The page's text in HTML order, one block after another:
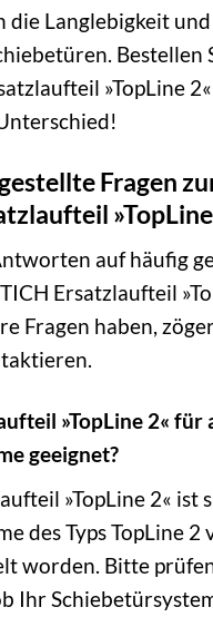
die Langlebigkeit
Bestellen
»TopLine
Fragen
auf häufig
Ersatzlaufteil
Fragen haben,
»TopLine 2« für
geeignet?
»TopLine 2« ist
des Typs TopLine 2
worden. Bitte
Ihr